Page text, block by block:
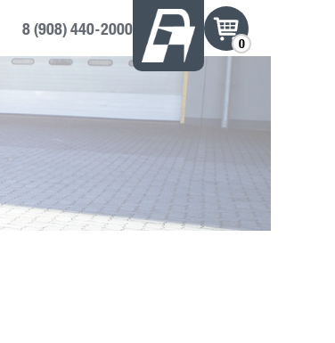
8 (908) 440-2000
0